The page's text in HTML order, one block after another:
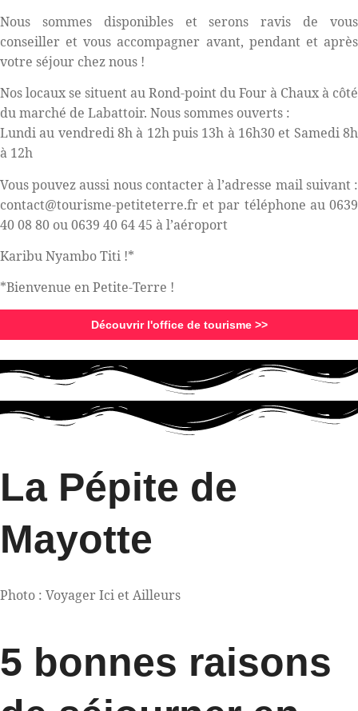
Nous sommes disponibles et serons ravis de vous
conseiller et vous accompagner avant, pendant et après
votre séjour chez nous !
Nos locaux se situent au Rond-point du Four à Chaux à côté
du marché de Labattoir. Nous sommes ouverts :
Lundi au vendredi 8h à 12h puis 13h à 16h30 et Samedi 8h
à 12h
Vous pouvez aussi nous contacter à l’adresse mail suivant :
contact@tourisme-petiteterre.fr et par téléphone au 0639
40 08 80 ou 0639 40 64 45 à l’aéroport
Karibu Nyambo Titi !*
*Bienvenue en Petite-Terre !
Découvrir l'office de tourisme >>
La Pépite de
Mayotte
Photo : Voyager Ici et Ailleurs
5 bonnes raisons